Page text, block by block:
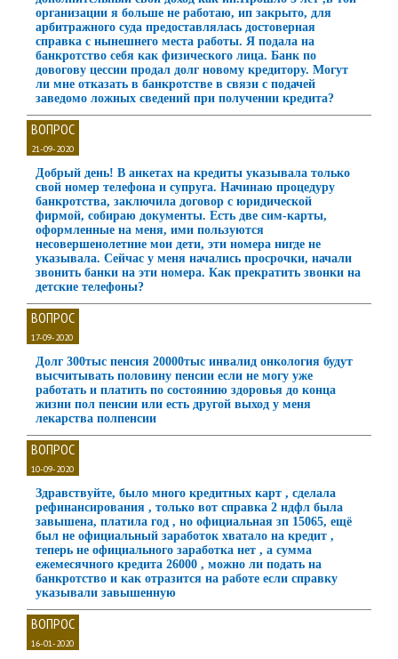
организации я больше не работаю, ип закрыто, для
арбитражного суда предоставлялась достоверная
справка с нынешнего места работы. Я подала на
банкротство себя как физического лица. Банк по
довогову цессии продал долг новому кредитору. Могут
ли мне отказать в банкротстве в связи с подачей
заведомо ложных сведений при получении кредита?
ВОПРОС
21-09-2020
Добрый день! В анкетах на кредиты указывала только
свой номер телефона и супруга. Начинаю процедуру
банкротства, заключила договор с юридической
фирмой, собираю документы. Есть две сим-карты,
оформленные на меня, ими пользуются
несовершенолетние мои дети, эти номера нигде не
указывала. Сейчас у меня начались просрочки, начали
звонить банки на эти номера. Как прекратить звонки на
детские телефоны?
ВОПРОС
17-09-2020
Долг 300тыс пенсия 20000тыс инвалид онкология будут
высчитывать половину пенсии если не могу уже
работать и платить по состоянию здоровья до конца
жизни пол пенсии или есть другой выход у меня
лекарства полпенсии
ВОПРОС
10-09-2020
Здравствуйте, было много кредитных карт , сделала
рефинансирования , только вот справка 2 ндфл была
завышена, платила год , но официальная зп 15065, ещё
был не официальный заработок хватало на кредит ,
теперь не официального заработка нет , а сумма
ежемесячного кредита 26000 , можно ли подать на
банкротство и как отразится на работе если справку
указывали завышенную
ВОПРОС
16-01-2020